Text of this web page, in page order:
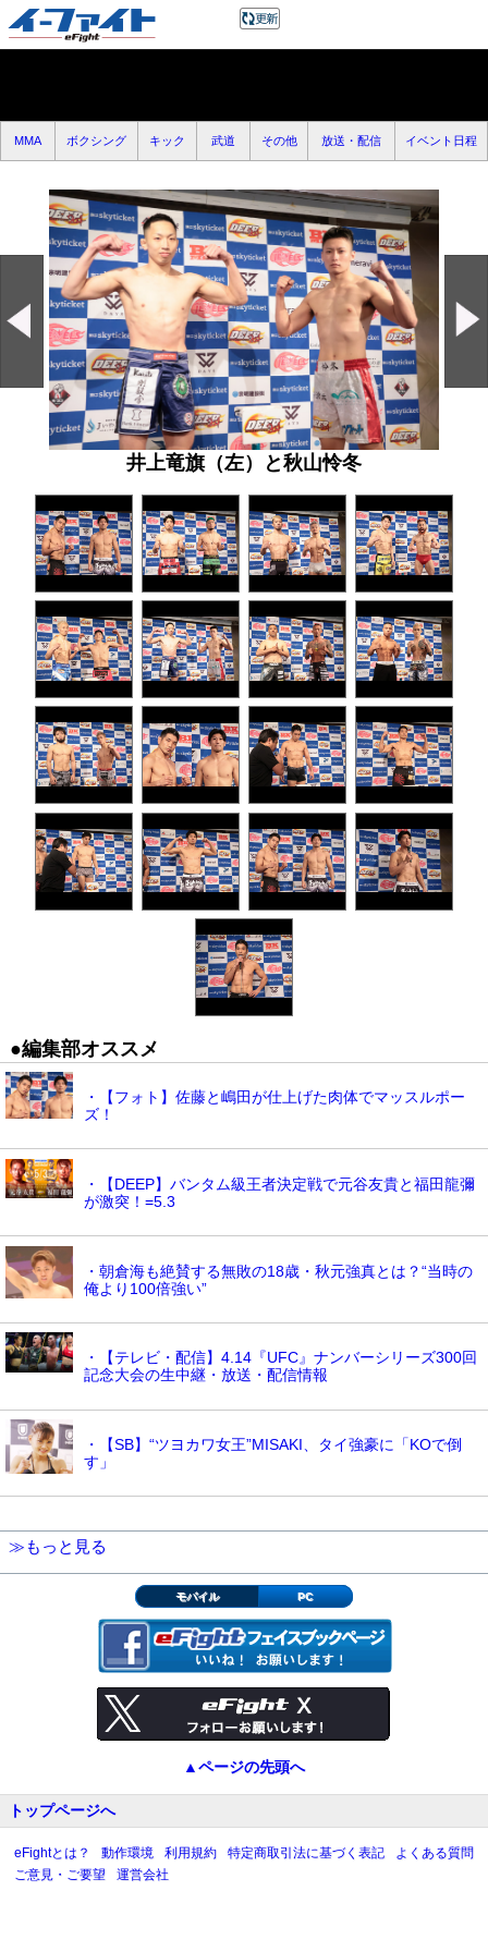
MMA ボクシング キック 武道 その他 放送・配信 イベント日程
井上竜旗（左）と秋山怜冬
●編集部オススメ
・【フォト】佐藤と嶋田が仕上げた肉体でマッスルポー
ズ！
・【DEEP】バンタム級王者決定戦で元谷友貴と福田龍彌
が激突！=5.3
・朝倉海も絶賛する無敗の18歳・秋元強真とは？“当時の
俺より100倍強い”
・【テレビ・配信】4.14『UFC』ナンバーシリーズ300回
記念大会の生中継・放送・配信情報
・【SB】“ツヨカワ女王”MISAKI、タイ強豪に「KOで倒
す」
≫もっと見る
モバイル PC
▲ページの先頭へ
トップページへ
eFightとは？ 動作環境 利用規約 特定商取引法に基づく表記
よくある質問
ご意見・ご要望
運営会社